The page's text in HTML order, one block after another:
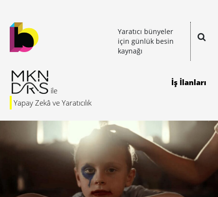
Yaratıcı bünyeler
için günlük besin
kaynağı
Yapay Zekâ ve Yaratıcılık
İş İlanları